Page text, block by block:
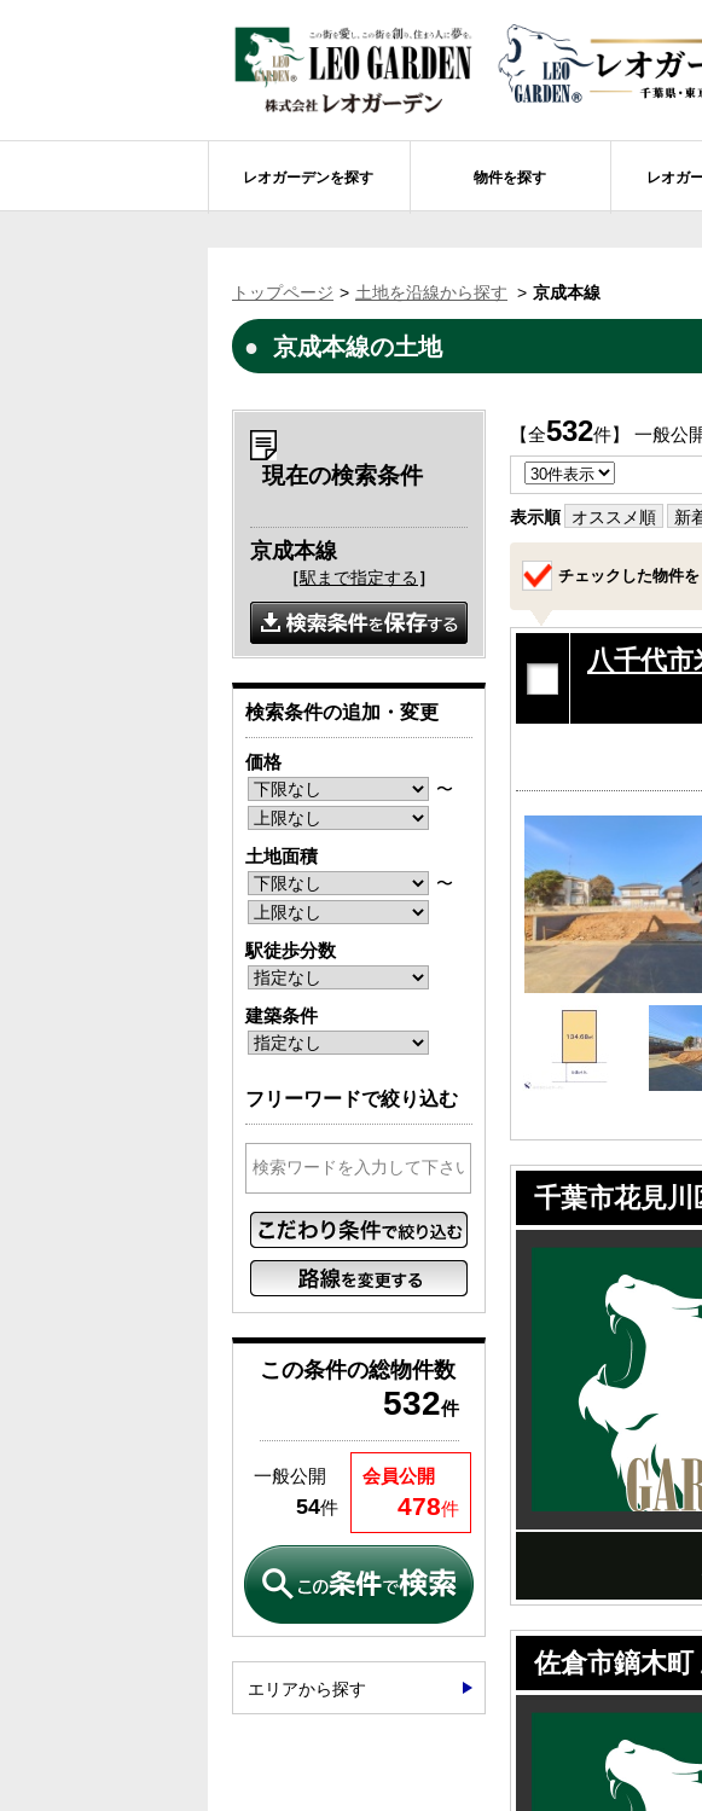
レオガーデンを探す
成田市のレオガーデン
レオガーデン新現場 造成工事のお知らせ
レオガーデン船橋法典 朝陽の街〔第1期〕
物件を探す
市川市エリアの物件情報
土地を探す
総武線沿線の未公開物件情報について
レオガ
レオ・グローブ カリフォルニア
モデルハウス
住宅ローンのポイント
売却物件大募集
トップページ 土地を沿線から探す 京成本線
京成本線の土地
【全532件】 一般公
表示順 オススメ順 新
チェックした物件を
八千代
千葉市花見
佐倉市鏑木町
現在の検索条件
京成本線
［駅まで指定する ］
検索条件の追加・変更
価格
〜
土地面積
〜
駅徒歩分数
建築条件
フリーワードで絞り込む
この条件の総物件数
532件
会員公開
478件
一般公開
54件
エリアから探す